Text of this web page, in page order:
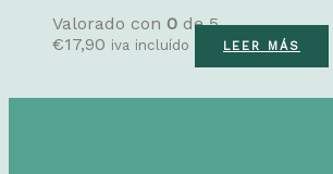
Valorado con 0 de 5
€17,90 iva incluído LEER MÁS